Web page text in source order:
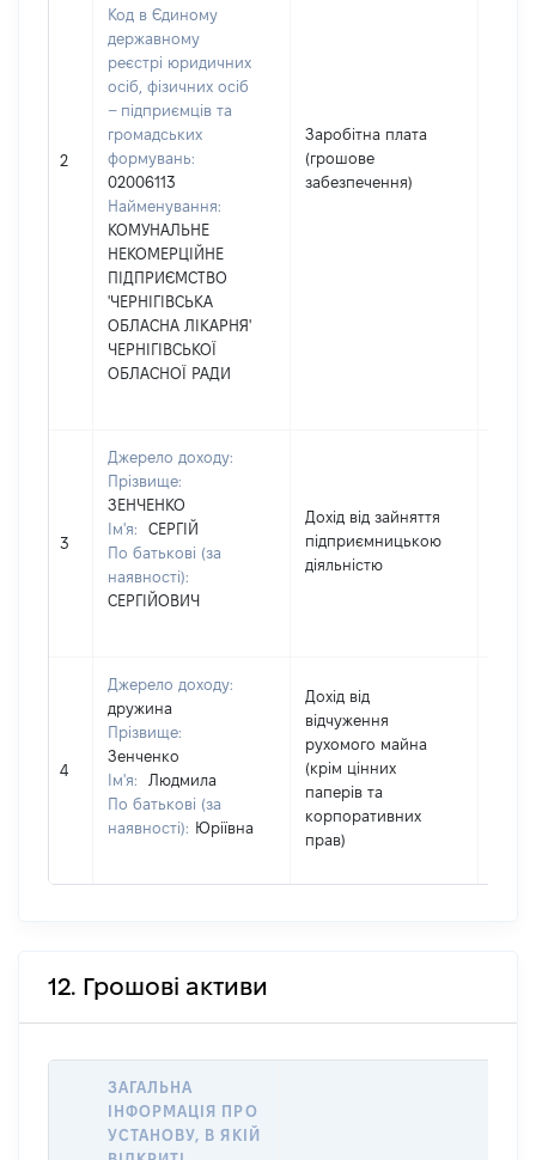
2
Код в Єдиному
державному
реєстрі юридичних
осіб, фізичних осіб
– підприємців та
громадських
формувань:
02006113
Найменування:
КОМУНАЛЬНЕ
НЕКОМЕРЦІЙНЕ
ПІДПРИЄМСТВО
'ЧЕРНІГІВСЬКА
ОБЛАСНА ЛІКАРНЯ'
ЧЕРНІГІВСЬКОЇ
ОБЛАСНОЇ РАДИ
Заробітна плата
(грошове
забезпечення)
3
Джерело доходу:
Прізвище:
ЗЕНЧЕНКО
Ім'я:
СЕРГІЙ
По батькові (за
наявності):
СЕРГІЙОВИЧ
Дохід від зайняття
підприємницькою
діяльністю
4
Джерело доходу:
дружина
Прізвище:
Зенченко
Ім'я:
Людмила
По батькові (за
наявності): Юріївна
Дохід від
відчуження
рухомого майна
(крім цінних
паперів та
корпоративних
прав)
12. Грошові активи
ЗАГАЛЬНА
ІНФОРМАЦІЯ ПРО
УСТАНОВУ, В ЯКІЙ